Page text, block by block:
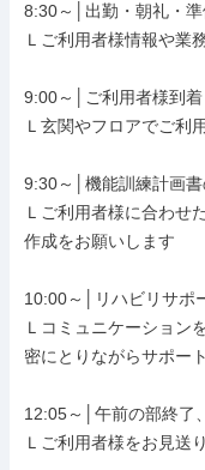
8:30～│出勤・朝礼・
Ｌご利用者様情報や業
9:00～│ご利用者様到着
Ｌ玄関やフロアでご利
9:30～│機能訓練計画
Ｌご利用者様に合わせ
作成をお願いします
10:00～│リハビリサポ
Ｌコミュニケーション
密にとりながらサポー
12:05～│午前の部終了
Ｌご利用者様をお見送